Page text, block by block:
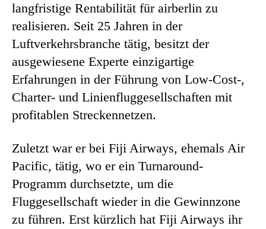
langfristige Rentabilität für airberlin zu
realisieren. Seit 25 Jahren in der
Luftverkehrsbranche tätig, besitzt der
ausgewiesene Experte einzigartige
Erfahrungen in der Führung von Low-Cost-,
Charter- und Linienfluggesellschaften mit
profitablen Streckennetzen.
Zuletzt war er bei Fiji Airways, ehemals Air
Pacific, tätig, wo er ein Turnaround-
Programm durchsetzte, um die
Fluggesellschaft wieder in die Gewinnzone
zu führen. Erst kürzlich hat Fiji Airways ihr